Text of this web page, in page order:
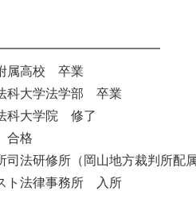
属高校 卒業
科大学法学部 卒業
科大学院 修了
合格
司法研修所（岡山地方裁判所配
ト法律事務所 入所